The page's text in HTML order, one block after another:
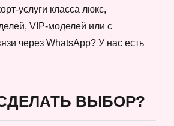
услуги класса люкс,
VIP-моделей или с
через WhatsApp? У нас есть
ВЫБОР?